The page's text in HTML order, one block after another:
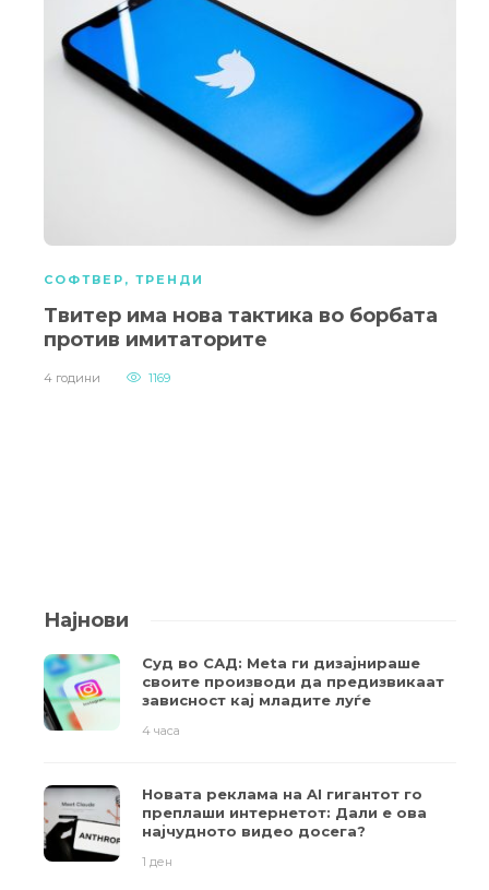
СОФТВЕР , ТРЕНДИ
Твитер има нова тактика во борбата
против имитаторите
4 години 1169
Најнови
Суд во САД: Meta ги дизајнираше
своите производи да предизвикаат
зависност кај младите луѓе
4 часа
Новата реклама на AI гигантот го
преплаши интернетот: Дали е ова
најчудното видео досега?
1 ден